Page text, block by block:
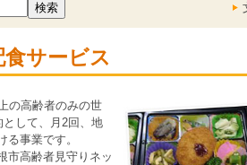
サービス
の高齢者のみの世
として、月2回、地
る事業です。
市高齢者見守りネッ